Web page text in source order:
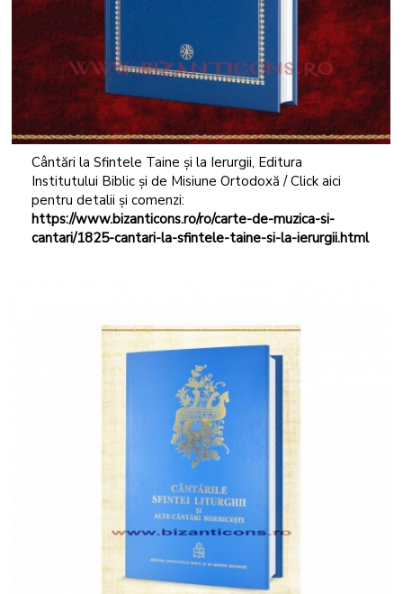
Cântări la Sfintele Taine și la Ierurgii, Editura
Institutului Biblic și de Misiune Ortodoxă / Click aici
pentru detalii și comenzi:
https://www.bizanticons.ro/ro/carte-de-muzica-si-
cantari/1825-cantari-la-sfintele-taine-si-la-ierurgii.html